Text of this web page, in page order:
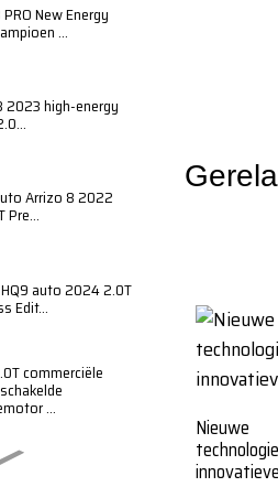
New Energy
...
2023 high-energy
Arrizo 8 2022
Pre...
auto 2024 2.0T
Edit...
commerciële
...
plus 2024 honor
Nieuwe